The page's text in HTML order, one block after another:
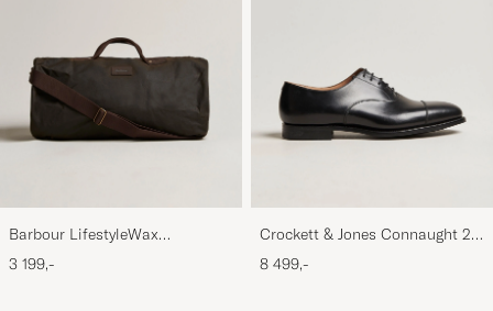
Barbour LifestyleWax
HoldallOlive
3 199,-
Crockett & Jones Connaught 2
City Sole Black Calf
8 499,-